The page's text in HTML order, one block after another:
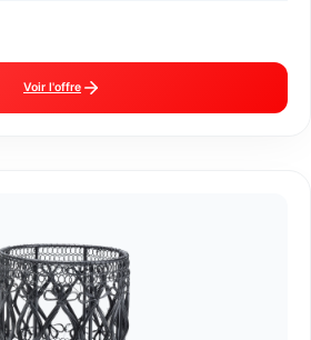
Voir l'offre